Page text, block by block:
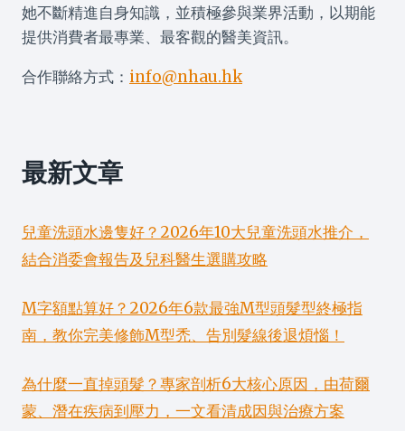
她不斷精進自身知識，並積極參與業界活動，以期能
提供消費者最專業、最客觀的醫美資訊。
合作聯絡方式： info@nhau.hk
最新文章
兒童洗頭水邊隻好？2026年10大兒童洗頭水推介，
結合消委會報告及兒科醫生選購攻略
M字額點算好？2026年6款最強M型頭髮型終極指
南，教你完美修飾M型禿、告別髮線後退煩惱！
為什麼一直掉頭髮？專家剖析6大核心原因，由荷爾
蒙、潛在疾病到壓力，一文看清成因與治療方案